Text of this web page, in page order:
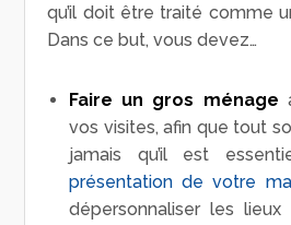
qu’il doit être traité comme
Dans ce but, vous devez…
Faire un gros ménage
vos visites, afin que tout
jamais qu’il est
présentation de votre
dépersonnaliser les